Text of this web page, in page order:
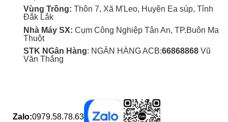
Vùng Trồng: Thôn 7, Xã M'Leo, Huyện Ea súp, Tỉnh
Đắk Lắk
Nhà Máy SX: Cụm Công Nghiệp Tân An, TP.Buôn Ma
Thuột
STK NGân Hàng: NGÂN HÀNG ACB:66868868Vũ
Văn Thắng
Zalo:0979.58.78.63